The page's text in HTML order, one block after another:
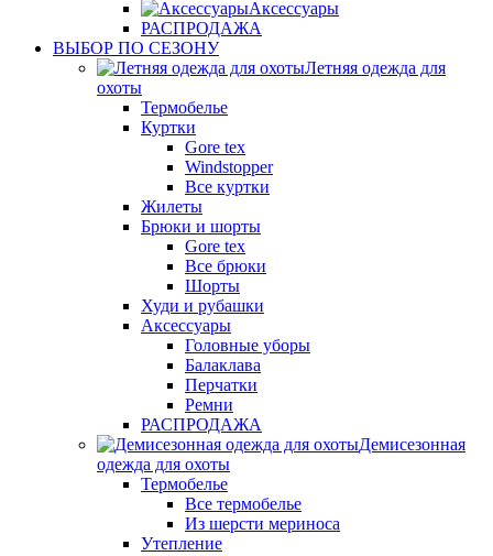
Аксессуары
РАСПРОДАЖА
ВЫБОР ПО СЕЗОНУ
Летняя одежда для
охоты
Термобелье
Куртки
Gore tex
Windstopper
Все куртки
Жилеты
Брюки и шорты
Gore tex
Все брюки
Шорты
Худи и рубашки
Аксессуары
Головные уборы
Балаклава
Перчатки
Ремни
РАСПРОДАЖА
Демисезонная
одежда для охоты
Термобелье
Все термобелье
Из шерсти мериноса
Утепление